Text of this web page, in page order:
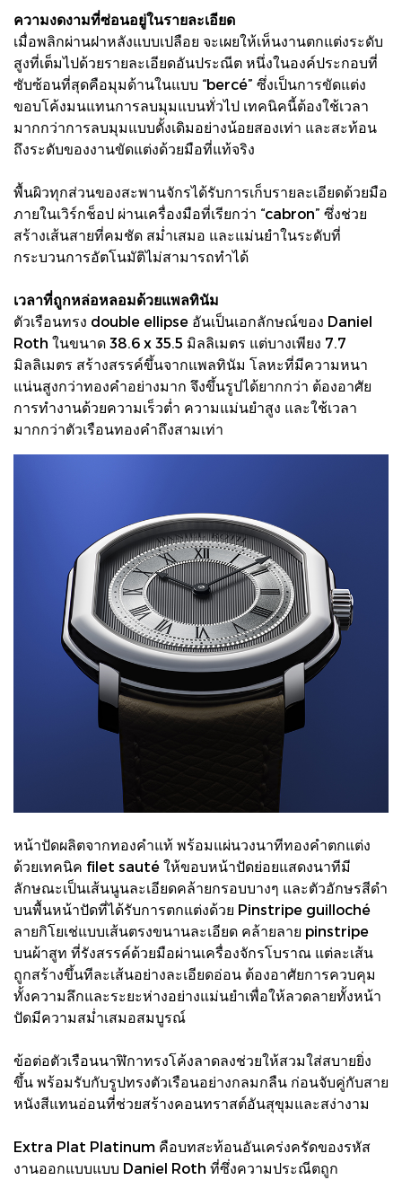
ความงดงามที่ซ่อนอยู่ในรายละเอียด
เมื่อพลิกผ่านฝาหลังแบบเปลือย จะเผยให้เห็นงานตกแต่งระดับ
สูงที่เต็มไปด้วยรายละเอียดอันประณีต หนึ่งในองค์ประกอบที่
ซับซ้อนที่สุดคือมุมด้านในแบบ “bercé” ซึ่งเป็นการขัดแต่ง
ขอบโค้งมนแทนการลบมุมแบนทั่วไป เทคนิคนี้ต้องใช้เวลา
มากกว่าการลบมุมแบบดั้งเดิมอย่างน้อยสองเท่า และสะท้อน
ถึงระดับของงานขัดแต่งด้วยมือที่แท้จริง
พื้นผิวทุกส่วนของสะพานจักรได้รับการเก็บรายละเอียดด้วยมือ
ภายในเวิร์กช็อป ผ่านเครื่องมือที่เรียกว่า “cabron” ซึ่งช่วย
สร้างเส้นสายที่คมชัด สม่ำเสมอ และแม่นยำในระดับที่
กระบวนการอัตโนมัติไม่สามารถทำได้
เวลาที่ถูกหล่อหลอมด้วยแพลทินัม
ตัวเรือนทรง double ellipse อันเป็นเอกลักษณ์ของ Daniel
Roth ในขนาด 38.6 x 35.5 มิลลิเมตร แต่บางเพียง 7.7
มิลลิเมตร สร้างสรรค์ขึ้นจากแพลทินัม โลหะที่มีความหนา
แน่นสูงกว่าทองคำอย่างมาก จึงขึ้นรูปได้ยากกว่า ต้องอาศัย
การทำงานด้วยความเร็วต่ำ ความแม่นยำสูง และใช้เวลา
มากกว่าตัวเรือนทองคำถึงสามเท่า
หน้าปัดผลิตจากทองคำแท้ พร้อมแผ่นวงนาทีทองคำตกแต่ง
ด้วยเทคนิค filet sauté ให้ขอบหน้าปัดย่อยแสดงนาทีมี
ลักษณะเป็นเส้นนูนละเอียดคล้ายกรอบบางๆ และตัวอักษรสีดำ
บนพื้นหน้าปัดที่ได้รับการตกแต่งด้วย Pinstripe guilloché
ลายกิโยเช่แบบเส้นตรงขนานละเอียด คล้ายลาย pinstripe
บนผ้าสูท ที่รังสรรค์ด้วยมือผ่านเครื่องจักรโบราณ แต่ละเส้น
ถูกสร้างขึ้นทีละเส้นอย่างละเอียดอ่อน ต้องอาศัยการควบคุม
ทั้งความลึกและระยะห่างอย่างแม่นยำเพื่อให้ลวดลายทั้งหน้า
ปัดมีความสม่ำเสมอสมบูรณ์
ข้อต่อตัวเรือนนาฬิกาทรงโค้งลาดลงช่วยให้สวมใส่สบายยิ่ง
ขึ้น พร้อมรับกับรูปทรงตัวเรือนอย่างกลมกลืน ก่อนจับคู่กับสาย
หนังสีแทนอ่อนที่ช่วยสร้างคอนทราสต์อันสุขุมและสง่างาม
Extra Plat Platinum คือบทสะท้อนอันเคร่งครัดของรหัส
งานออกแบบแบบ Daniel Roth ที่ซึ่งความประณีตถูก